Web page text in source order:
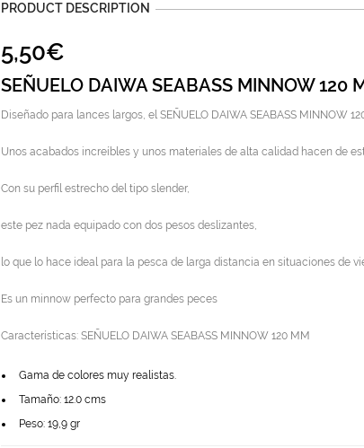
PRODUCT DESCRIPTION
5,50€
SEÑUELO DAIWA SEABASS MINNOW 120
Diseñado para lances largos, el SEÑUELO DAIWA SEABASS MINNOW
Unos acabados increíbles y unos materiales de alta calidad hacen de
Con su perfil estrecho del tipo slender,
este pez nada equipado con dos pesos deslizantes,
lo que lo hace ideal para la pesca de larga distancia en situaciones de
Es un minnow perfecto para grandes peces
Características: SEÑUELO DAIWA SEABASS MINNOW 120 MM
Gama de colores muy realistas.
Tamaño: 12.0 cms
Peso: 19,9 gr